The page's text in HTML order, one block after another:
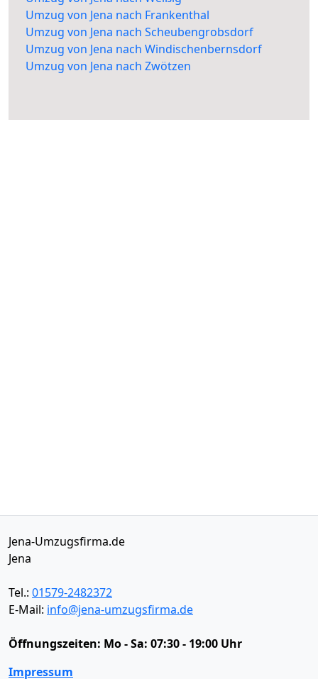
Umzug von Jena nach Frankenthal
Umzug von Jena nach Scheubengrobsdorf
Umzug von Jena nach Windischenbernsdorf
Umzug von Jena nach Zwötzen
Jena-Umzugsfirma.de
Jena
Tel.: 01579-2482372
E-Mail: info@jena-umzugsfirma.de
Öffnungszeiten: Mo - Sa: 07:30 - 19:00 Uhr
Impressum